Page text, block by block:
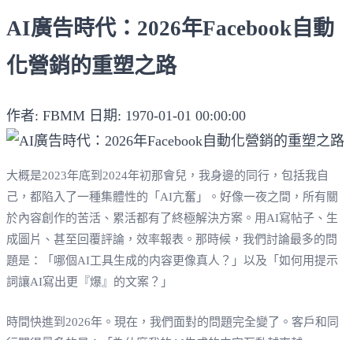
AI廣告時代：2026年Facebook自動
化營銷的重塑之路
作者: FBMM 日期: 1970-01-01 00:00:00
大概是2023年底到2024年初那會兒，我身邊的同行，包括我自
己，都陷入了一種集體性的「AI亢奮」。好像一夜之間，所有關
於內容創作的苦活、累活都有了終極解決方案。用AI寫帖子、生
成圖片、甚至回覆評論，效率報表。那時候，我們討論最多的問
題是：「哪個AI工具生成的内容更像真人？」以及「如何用提示
詞讓AI寫出更『爆』的文案？」
時間快進到2026年。現在，我們面對的問題完全變了。客戶和同